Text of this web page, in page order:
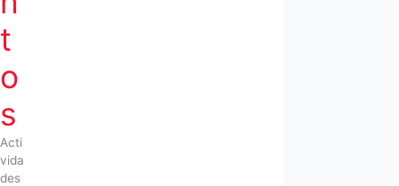
t
o
s
Acti
vida
des